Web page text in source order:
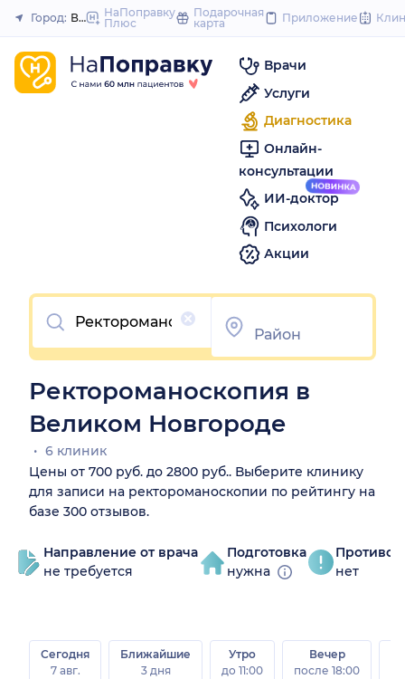
to
Закрыть
Город: Великий Новгород
НаПоправку
Плюс
Подарочная
карта
Приложение
Врачи
Услуги
Диагностика
Онлайн-
консультации
ИИ-доктор
Психологи
Акции
Очистить
Ректороманоскопия в
Великом Новгороде
6 клиник
Цены от 700 руб. до 2800 руб.. Выберите клинику
для записи на ректороманоскопии по рейтингу на
базе 300 отзывов.
Направление от врача
не требуется
Подготовка
нужна
нет
Сегодня
7 авг.
Ближайшие
3 дня
Утро
до 11:00
Вечер
после 18:00